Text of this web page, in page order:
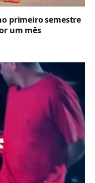
primeiro semestre
um mês